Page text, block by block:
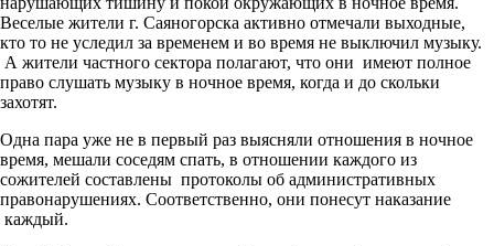
Веселые жители г. Саяногорска активно отмечали выходные,
кто то не уследил за временем и во время не выключил музыку.
А жители частного сектора полагают, что они имеют полное
право слушать музыку в ночное время, когда и до скольки
захотят.
Одна пара уже не в первый раз выясняли отношения в ночное
время, мешали соседям спать, в отношении каждого из
сожителей составлены протоколы об административных
правонарушениях. Соответственно, они понесут наказание
каждый.